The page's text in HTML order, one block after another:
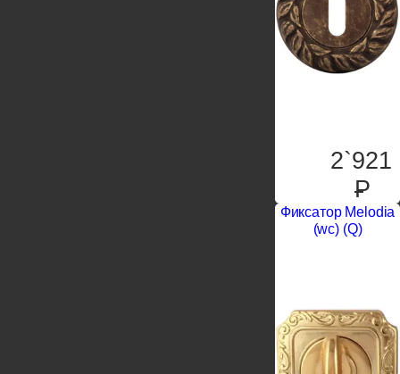
2`921
P
Фиксатор Melodia
(wc) (Q)